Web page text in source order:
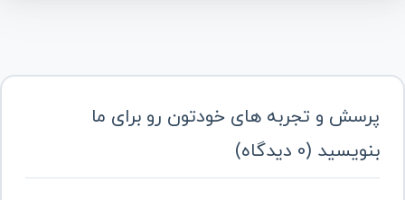
پرسش و تجربه های خودتون رو برای ما
بنویسید (
0 دیدگاه)